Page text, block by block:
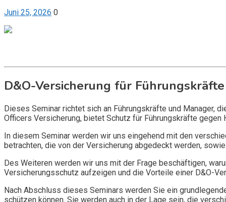
Juni 25, 2026 0
D&O-Versicherung für
Dieses Seminar richtet sich an Führungskräfte und Manager,
Officers Versicherung, bietet Schutz für Führungskräfte
In diesem Seminar werden wir uns eingehend mit den
betrachten, die von der Versicherung abgedeckt werden,
Des Weiteren werden wir uns mit der Frage beschäftigen,
Versicherungsschutz aufzeigen und die Vorteile einer D&O-
Nach Abschluss dieses Seminars werden Sie ein
schützen können. Sie werden auch in der Lage sein, die